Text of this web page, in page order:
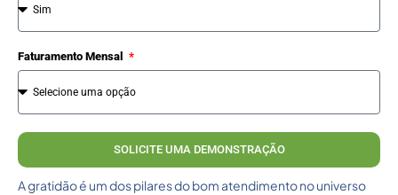
Faturamento Mensal
SOLICITE UMA DEMONSTRAÇÃO
A gratidão é um dos pilares do bom atendimento no universo